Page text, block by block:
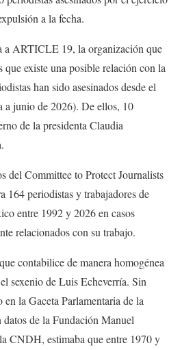
a la fecha.
a ARTICLE 19, la organización que
que existe una posible relación con la
han sido asesinados desde el
a junio de 2026). De ellos, 10
de la presidenta Claudia
del Committee to Protect Journalists
164 periodistas y trabajadores de
entre 1992 y 2026 en casos
relacionados con su trabajo.
contabilice de manera homogénea
sexenio de Luis Echeverría. Sin
la Gaceta Parlamentaria de la
de la Fundación Manuel
CNDH, estimaba que entre 1970 y